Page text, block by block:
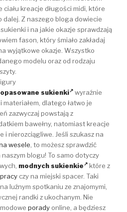
kreacje długości midi, które
dalej. Z naszego bloga dowiecie
i na jakie okazje sprawdzają
fason, który śmiało zakładaj
wyjątkowe okazje. Wszystko
modelu oraz od rodzaju
sukienki
wyraźnie
dlatego łatwo je
zazwyczaj powstają z
bawełny, natomiast kreacje
i nierozciągliwe. Jeśli szukasz na
wesele , to możesz sprawdzić
blogu! To samo dotyczy
modnych sukienkie
które z
czy na miejski spacer. Taki
luźnym spotkaniu ze znajomymi,
randki z ukochanym. Nie
porady online, a będziesz